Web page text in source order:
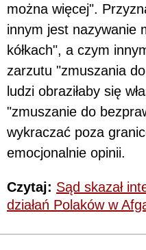
można więcej".
innym jest nazywanie
kółkach", a czym
zarzutu "zmuszania
ludzi obraziłaby się
"zmuszanie do
wykraczać poza
emocjonalnie opinii.
Czytaj: Sąd skazał
działań Polaków w